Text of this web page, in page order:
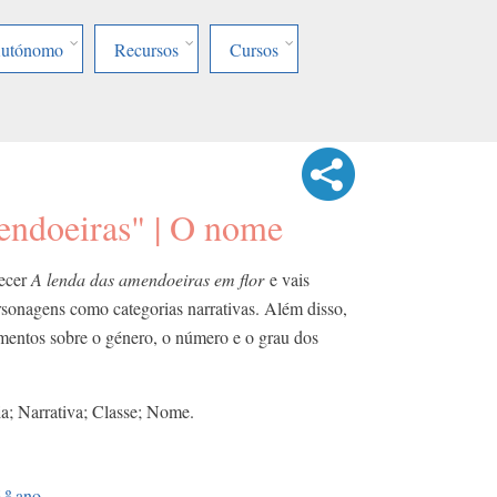
Recursos Cursos
| O nome
A lenda das amendoeiras em flore vais
como categorias narrativas. Além disso,
sobre o género, o número e o grau dos
Narrativa; Classe; Nome.